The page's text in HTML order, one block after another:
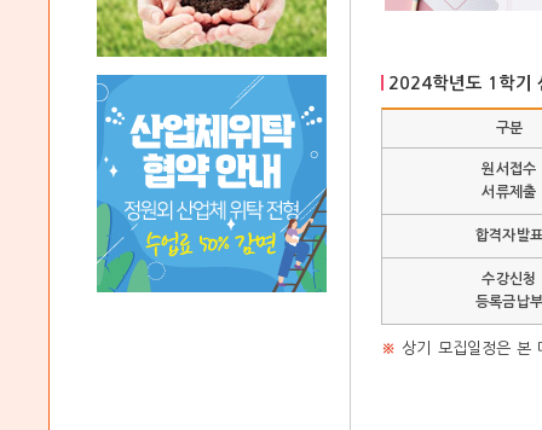
2024학년도 1학기
구분
원서접수
서류제출
합격자발
수강신청
등록금납
※ 상기 모집일정은 본